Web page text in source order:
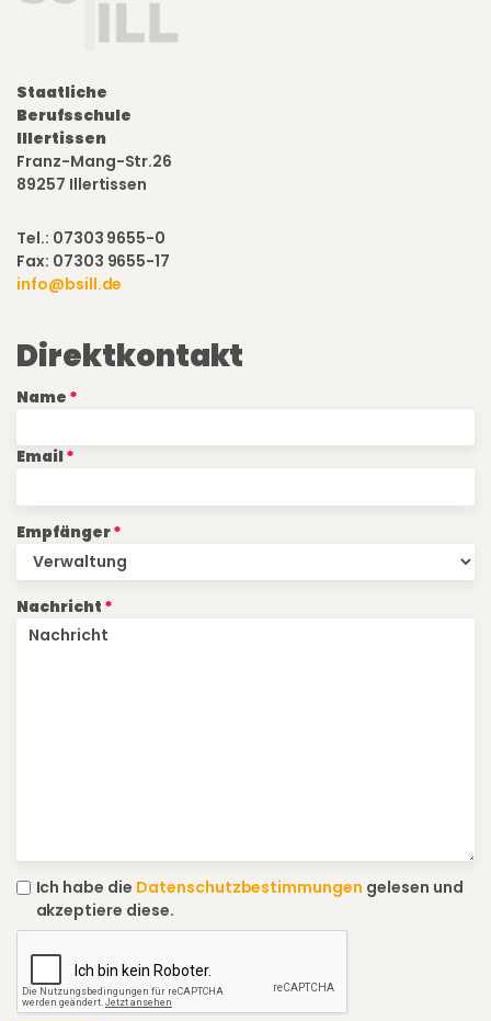
Staatliche
Berufsschule
Illertissen
Franz-Mang-Str.26
89257 Illertissen
Tel.: 07303 9655-0
Fax: 07303 9655-17
info@bsill.de
Direktkontakt
Name
Email
Empfänger
Nachricht
Ich habe die Datenschutzbestimmungen gelesen und
akzeptiere diese.